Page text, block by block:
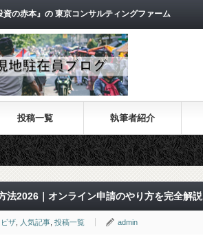
の赤本』の 東京コンサルティングファーム
投稿一覧 執筆者紹介
法2026｜オンライン申請のやり方を完全解説
ビザ 人気記事 投稿一覧 admin